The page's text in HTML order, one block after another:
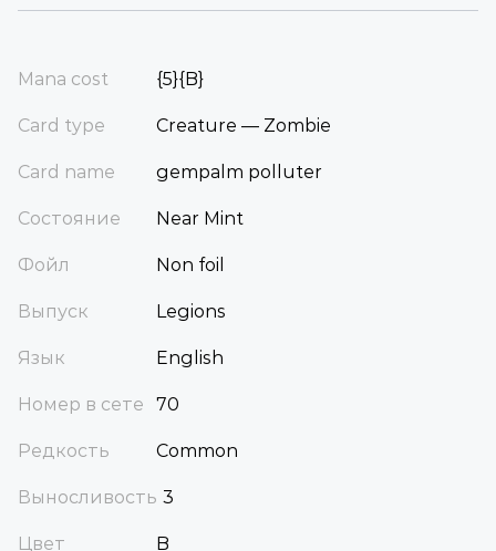
Mana cost {5}{B}
Card type Creature — Zombie
Card name gempalm polluter
Состояние Near Mint
Фойл Non foil
Выпуск Legions
Язык English
Номер в сете 70
Редкость Common
Выносливость 3
Цвет B